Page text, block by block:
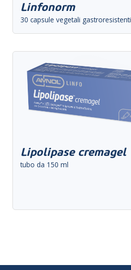
Linfonorm
30 capsule vegetali gastroresistenti
Lipolipase cremagel
tubo da 150 ml